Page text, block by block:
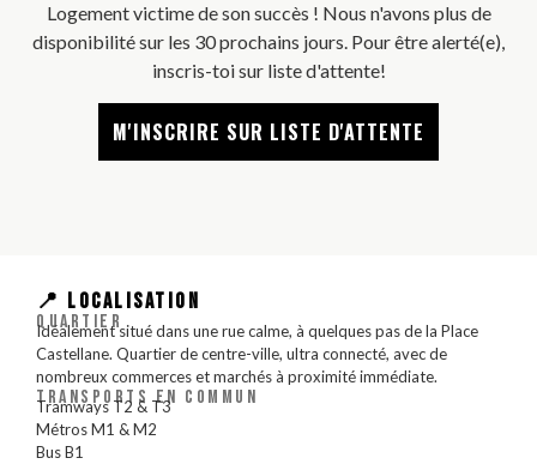
Logement victime de son succès ! Nous n'avons plus de
disponibilité sur les 30 prochains jours. Pour être alerté(e),
inscris-toi sur liste d'attente!
M'INSCRIRE SUR LISTE D'ATTENTE
📍 LOCALISATION
QUARTIER
Idéalement situé dans une rue calme, à quelques pas de la Place
Castellane. Quartier de centre-ville, ultra connecté, avec de
nombreux commerces et marchés à proximité immédiate.
TRANSPORTS EN COMMUN
Tramways T2 & T3
Métros M1 & M2
Bus B1